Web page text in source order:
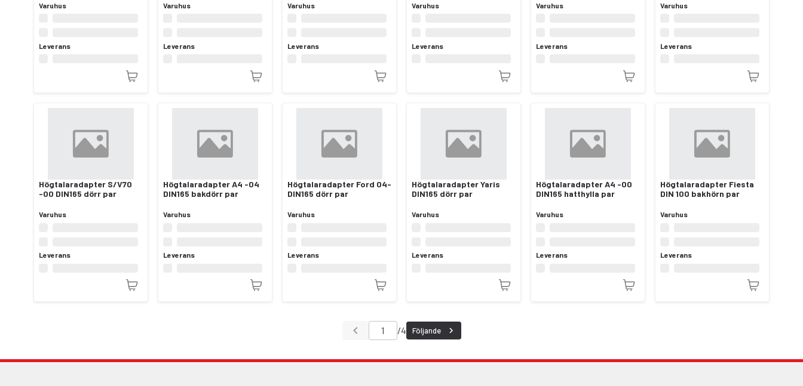
Varuhus
Leverans
Varuhus
Leverans
Varuhus
Leverans
Varuhus
Leverans
Varuhus
Leverans
Varuhus
Leverans
Högtalaradapter S/V70
-00 DIN165 dörr par
Varuhus
Leverans
Högtalaradapter A4 -04
DIN165 bakdörr par
Varuhus
Leverans
Högtalaradapter Ford 04-
DIN165 dörr par
Varuhus
Leverans
Högtalaradapter Yaris
DIN165 dörr par
Varuhus
Leverans
Högtalaradapter A4 -00
DIN165 hatthylla par
Varuhus
Leverans
Högtalaradapter Fiesta
DIN 100 bakhörn par
Varuhus
Leverans
/4 Följande